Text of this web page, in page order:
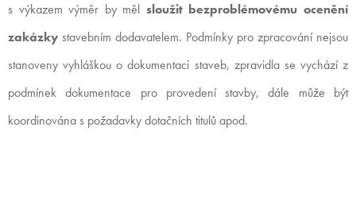
s výkazem výměr by měl sloužit bezproblémovému ocenění
zakázky stavebním dodavatelem. Podmínky pro zpracování nejsou
stanoveny vyhláškou o dokumentaci staveb, zpravidla se vychází z
podmínek dokumentace pro provedení stavby, dále může být
koordinována s požadavky dotačních titulů apod.